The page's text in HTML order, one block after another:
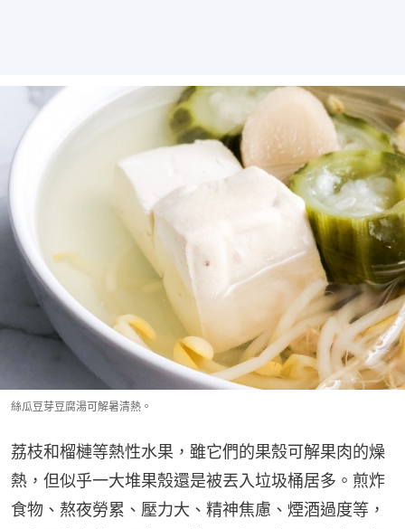
絲瓜豆芽豆腐湯可解暑清熱。
荔枝和榴槤等熱性水果，雖它們的果殼可解果肉的燥
熱，但似乎一大堆果殼還是被丟入垃圾桶居多。煎炸
食物、熬夜勞累、壓力大、精神焦慮、煙酒過度等，